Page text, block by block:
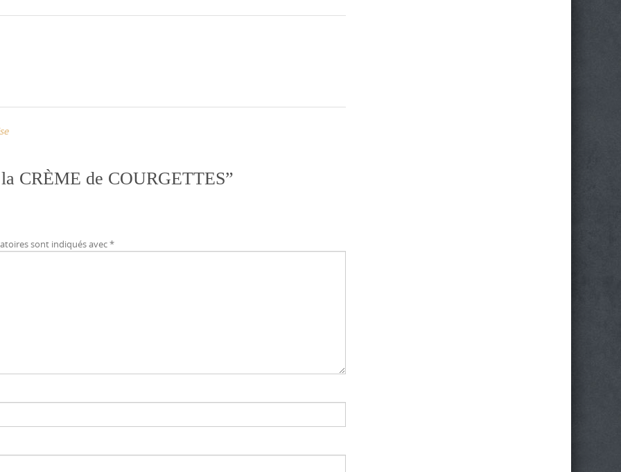
CRÈME de COURGETTES”
sont indiqués avec*